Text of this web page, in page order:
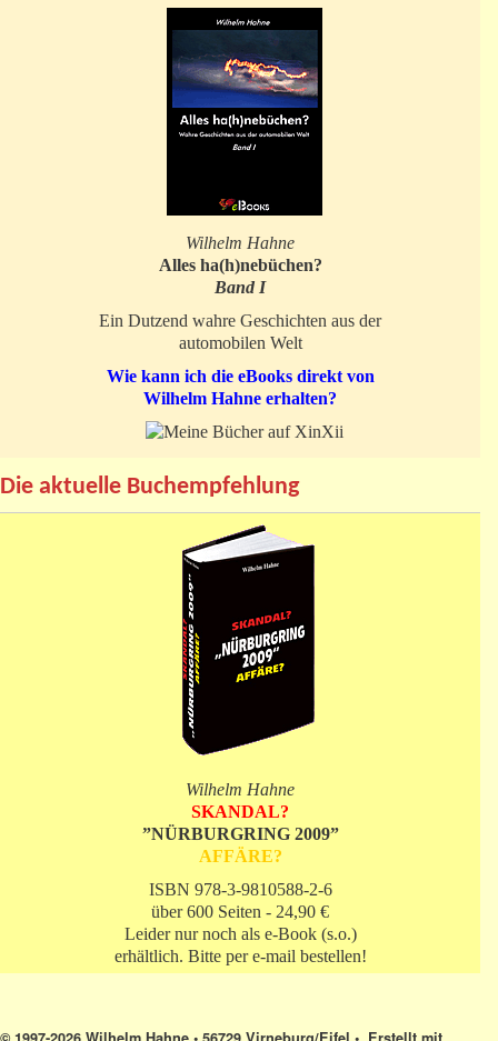
Wilhelm Hahne
Alles ha(h)nebüchen?
Band I
Ein Dutzend wahre Geschichten aus der
automobilen Welt
Wie kann ich die eBooks direkt von
Wilhelm Hahne erhalten?
Die aktuelle Buchempfehlung
Wilhelm Hahne
SKANDAL?
”NÜRBURGRING 2009”
AFFÄRE?
ISBN 978-3-9810588-2-6
über 600 Seiten - 24,90 €
Leider nur noch als e-Book (s.o.)
erhältlich. Bitte per e-mail bestellen!